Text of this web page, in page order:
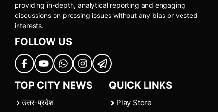
providing in-depth, analytical reporting and engaging
discussions on pressing issues without any bias or vested
interests.
FOLLOW US
TOP CITY NEWS
उत्तर-प्रदेश
QUICK LINKS
Play Store